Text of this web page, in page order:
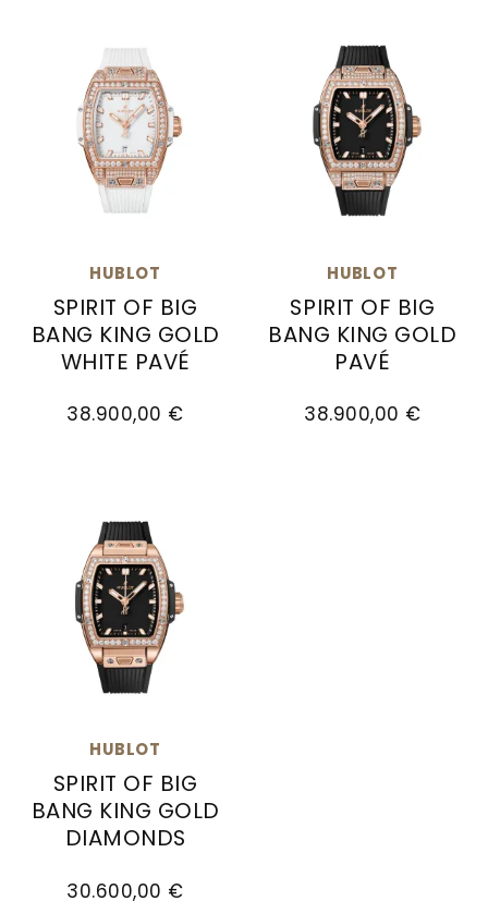
HUBLOT
SPIRIT OF BIG
BANG KING GOLD
WHITE PAVÉ
38.900,00 €
HUBLOT
SPIRIT OF BIG
BANG KING GOLD
PAVÉ
38.900,00 €
HUBLOT
SPIRIT OF BIG
BANG KING GOLD
DIAMONDS
30.600,00 €